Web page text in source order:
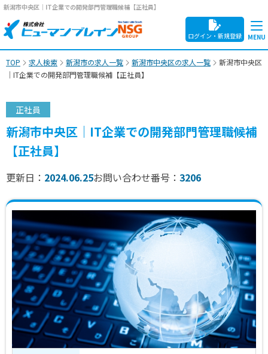
新潟市中央区｜IT企業での開発部門管理職候補【正社員】
ログイン・新規登録
TOP 求人検索 新潟市の求人一覧 新潟市中央区の求人一覧
新潟市中央区
｜IT企業での開発部門管理職候補【正社員】
正社員
新潟市中央区｜IT企業での開発部門管理職候補
【正社員】
更新日： 2024.06.25お問い合わせ番号： 3206